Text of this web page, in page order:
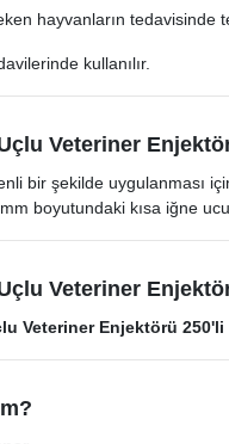
hayvanların tedavisinde
kullanılır.​
Veteriner
bir şekilde uygulanması
boyutundaki kısa iğne
Veteriner
Veteriner Enjektörü